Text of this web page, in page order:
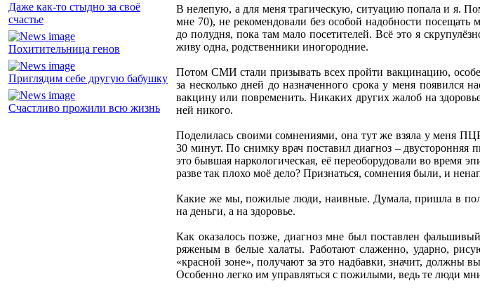
Даже как-то стыдно за своё
счастье
Похитительница генов
Приглядим себе другую бабушку
Счастливо прожили всю жизнь
В нелепую, а для меня трагическую, ситуацию попала и я.
мне 70), не рекомендовали без особой надобности
до полудня, пока там мало посетителей. Всё это я
живу одна, родственники иногородние.
Потом СМИ стали призывать всех пройти вакцинацию,
за несколько дней до назначенного срока у меня появился
вакцину или повременить. Никаких других жалоб на
ней никого.
Поделилась своими сомнениями, она тут же взяла у меня
30 минут. По снимку врач поставил диагноз –
это бывшая наркологическая, её переоборудовали во время
разве так плохо моё дело? Признаться, сомнения были, и
Какие же мы, пожилые люди, наивные. Думала, пришла в
на деньги, а на здоровье.
Как оказалось позже, диагноз мне был поставлен
ряженым в белые халаты. Работают слаженно, ударно,
«красной зоне», получают за это надбавки, значит, должны
Особенно легко им управляться с пожилыми, ведь те люди